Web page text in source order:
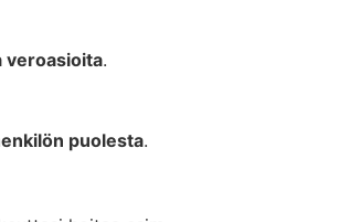
veroasioita.
puolesta.